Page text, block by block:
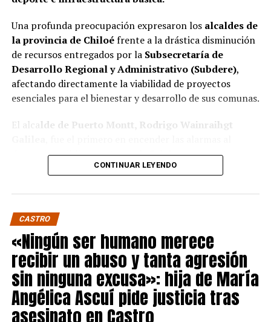
Una profunda preocupación expresaron los alcaldes de
la provincia de Chiloéfrente a la drástica disminución
de recursos entregados por la Subsecretaría de
Desarrollo Regional y Administrativo (Subdere),
afectando directamente la viabilidad de proyectos
esenciales para el bienestar y desarrollo de sus comunas.
El alca lde de Puerto Montt, Rodrigo Wainraihgt
denunciar públicamente que la Subdere no cuenta con
fondos para financiar iniciativas del Programa de
Mejoramiento de Barrios (PMB), a pesar de que muchas
ya estaban declaradas elegibles.
historia, la Subdere no tiene recursos para estos
programas fundamentales”, afirmó el edil de la capital
regional de Los Lagos.
Sus pares de Chiloé respaldaron sus declaraciones,
manifestando su inquietud por el impacto que esta
situación tendrá en sus comunas.
CONTINUAR LEYENDO
CASTRO
«Ningún ser humano merece
recibir un abuso y tanta agresión
sin ninguna excusa»: hija de María
Angélica Ascuí pide justicia tras
asesinato en Castro